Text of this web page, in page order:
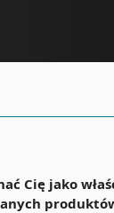
Cię jako